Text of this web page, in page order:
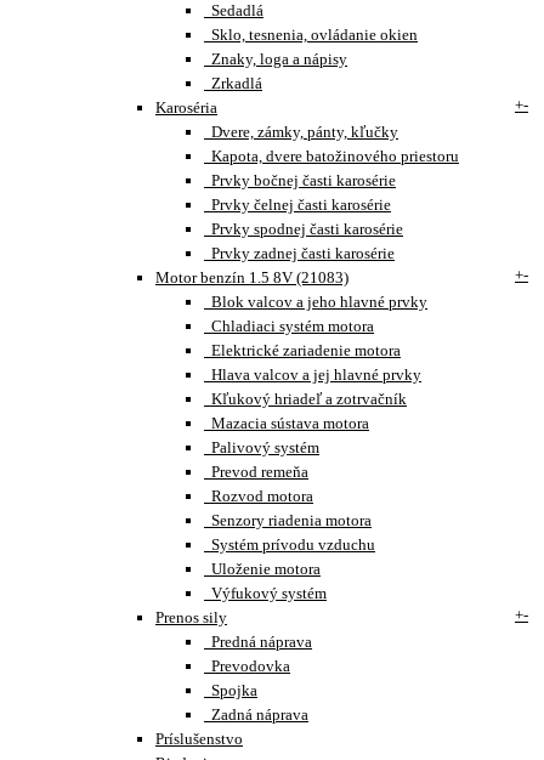
Sedadlá
Sklo, tesnenia, ovládanie okien
Znaky, loga a nápisy
Zrkadlá
Karoséria
+-
Dvere, zámky, pánty, kľučky
Kapota, dvere batožinového priestoru
Prvky bočnej časti karosérie
Prvky čelnej časti karosérie
Prvky spodnej časti karosérie
Prvky zadnej časti karosérie
Motor benzín 1.5 8V (21083)
+-
Blok valcov a jeho hlavné prvky
Chladiaci systém motora
Elektrické zariadenie motora
Hlava valcov a jej hlavné prvky
Kľukový hriadeľ a zotrvačník
Mazacia sústava motora
Palivový systém
Prevod remeňa
Rozvod motora
Senzory riadenia motora
Systém prívodu vzduchu
Uloženie motora
Výfukový systém
Prenos sily
+-
Predná náprava
Prevodovka
Spojka
Zadná náprava
Príslušenstvo